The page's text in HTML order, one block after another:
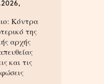
Κόντρα
της
αρχής
και τις